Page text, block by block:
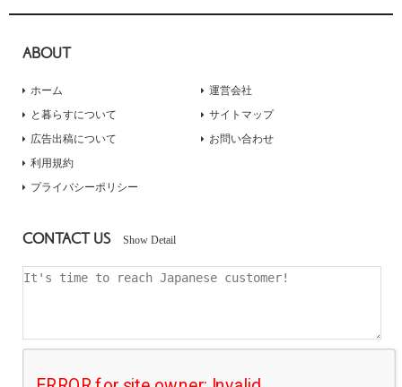
ABOUT
ホーム
と暮らすについて
広告出稿について
運営会社
サイトマップ
お問い合わせ
利用規約
プライバシーポリシー
CONTACT US Show Detail